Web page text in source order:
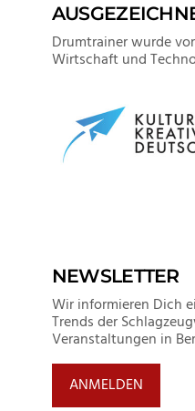
Drumtrainer wurde
Wirtschaft und
NEWSLETTER
Wir informieren Dich
Trends der
Veranstaltungen in
ANMELDEN